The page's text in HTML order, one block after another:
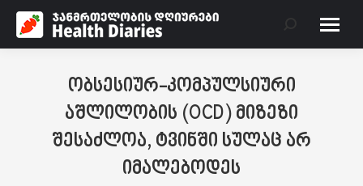
Search:
ობსესიურ-კომპულსიური
აშლილობის (OCD) მიზეზი
შესაძლოა, ტვინში სულაც არ
იმალებოდეს